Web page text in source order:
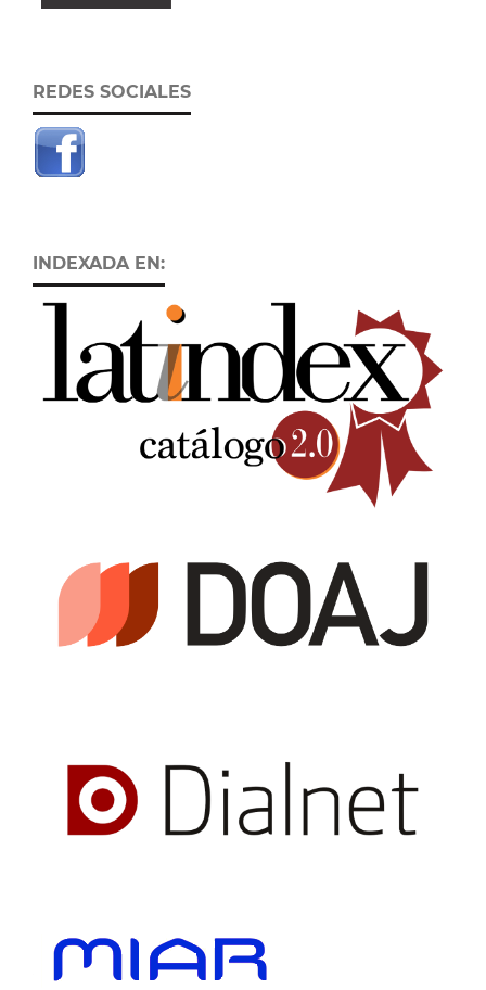
REDES SOCIALES
INDEXADA EN: